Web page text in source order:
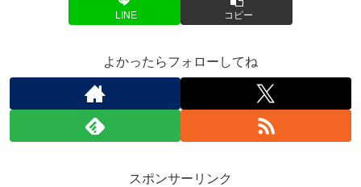
LINE コピー
よかったらフォローしてね
スポンサーリンク